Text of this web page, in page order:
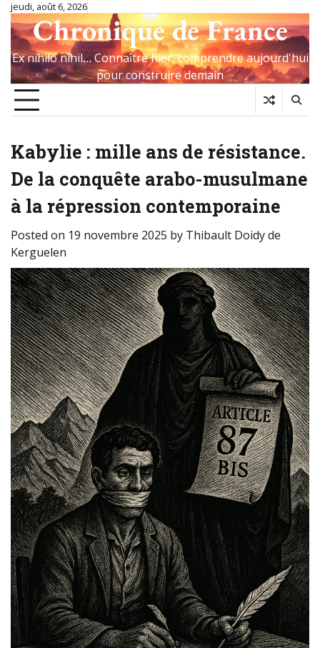
Skip
content
jeudi, août 6, 2026
Chronique de France
Ex nihilo nihil… Connaître hier, comprendre aujourd'hui
pour construire demain
Kabylie : mille ans de résistance.
De la conquête arabo-musulmane
à la répression contemporaine
Posted on 19 novembre 2025 by Thibault Doidy de
Kerguelen